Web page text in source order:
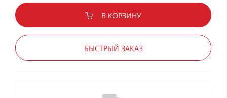
В КОРЗИНУ
БЫСТРЫЙ ЗАКАЗ